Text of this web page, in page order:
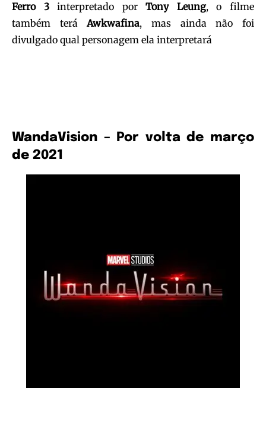
Ferro 3interpretado porTony Leung, o filme
também teráAwkwafina, mas ainda não foi
divulgado qual personagem ela interpretará
WandaVision – Por volta de março
de 2021